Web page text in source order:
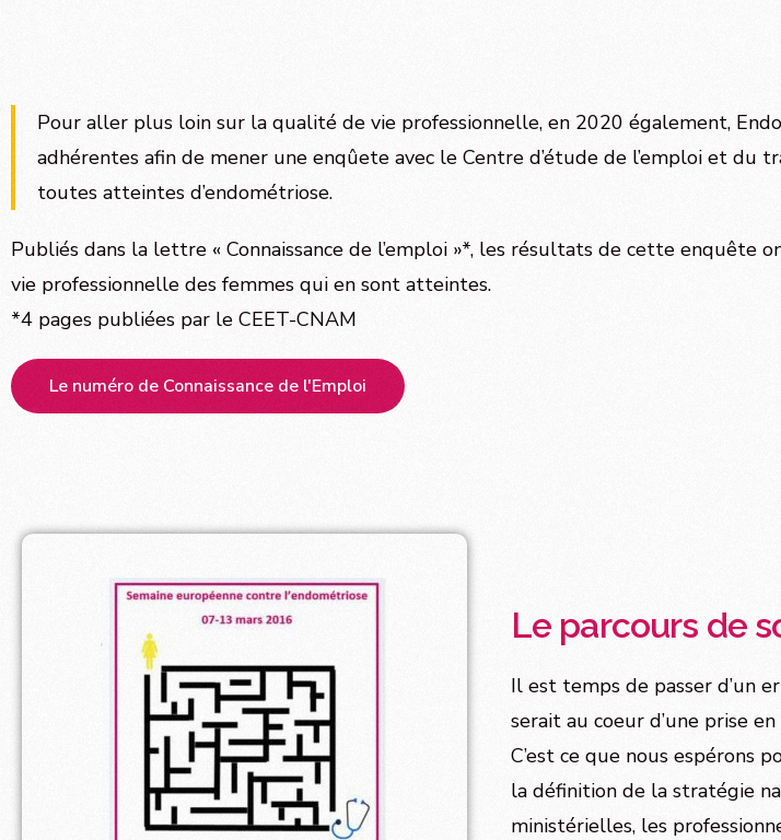
Pour aller plus loin sur la qualité de vie professionnelle, en 2020 également,
adhérentes afin de mener une enqûete avec le Centre d’étude de l’emploi et
toutes atteintes d’endométriose.
Publiés dans la lettre « Connaissance de l’emploi »*, les résultats de cette enquête
vie professionnelle des femmes qui en sont atteintes.
*4 pages publiées par le CEET-CNAM
Le numéro de Connaissance de l'Emploi
Le parcours de
Il est temps de passer d’un
serait au coeur d’une prise
C’est ce que nous espérons
la définition de la stratégie
ministérielles, les